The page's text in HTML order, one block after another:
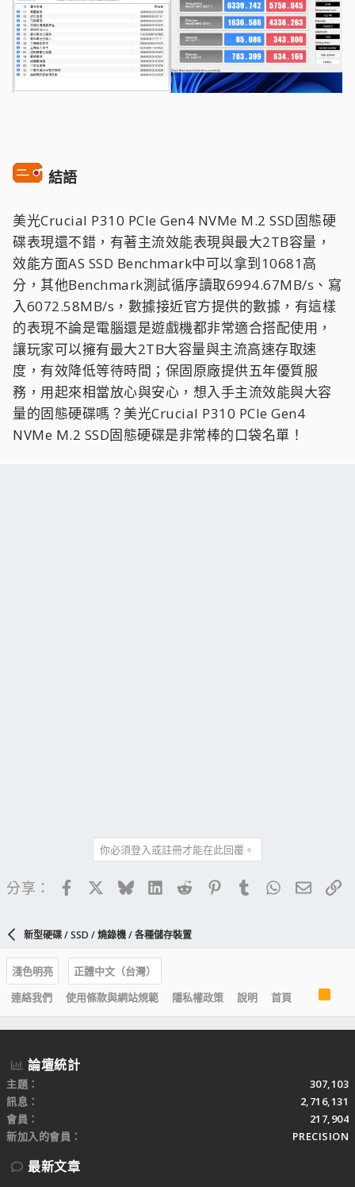
結語
美光Crucial P310 PCIe Gen4 NVMe M.2 SSD固態硬
碟表現還不錯，有著主流效能表現與最大2TB容量，
效能方面AS SSD Benchmark中可以拿到10681高
分，其他Benchmark測試循序讀取6994.67MB/s、寫
入6072.58MB/s，數據接近官方提供的數據，有這樣
的表現不論是電腦還是遊戲機都非常適合搭配使用，
讓玩家可以擁有最大2TB大容量與主流高速存取速
度，有效降低等待時間；保固原廠提供五年優質服
務，用起來相當放心與安心，想入手主流效能與大容
量的固態硬碟嗎？美光Crucial P310 PCIe Gen4
NVMe M.2 SSD固態硬碟是非常棒的口袋名單！
你必須登入或註冊才能在此回覆。
分享： FacebookBlueskyLinkedIn
Reddit PinterestTumblrWhatsApp
電子
新型硬碟 / SSD / 燒錄機 / 各種儲存裝置
淺色明亮
正體中文（台灣）
連絡我們
使用條款與網站規範 隱私權政策 說明 首頁
R
S
S
論壇統計
主題
307,103
訊息
2,716,131
會員
217,904
新加入的會員
PRECISION
最新文章